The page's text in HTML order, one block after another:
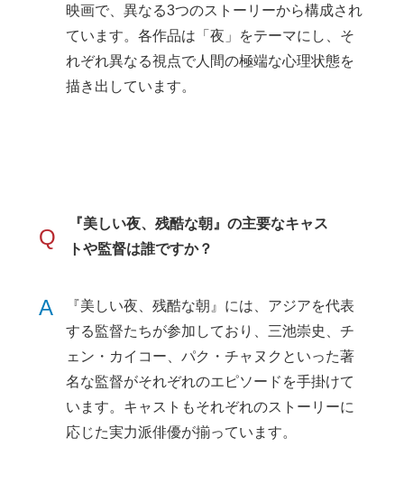
映画で、異なる3つのストーリーから構成され
ています。各作品は「夜」をテーマにし、そ
れぞれ異なる視点で人間の極端な心理状態を
描き出しています。
Q
『美しい夜、残酷な朝』の主要なキャス
トや監督は誰ですか？
A
『美しい夜、残酷な朝』には、アジアを代表
する監督たちが参加しており、三池崇史、チ
ェン・カイコー、パク・チャヌクといった著
名な監督がそれぞれのエピソードを手掛けて
います。キャストもそれぞれのストーリーに
応じた実力派俳優が揃っています。